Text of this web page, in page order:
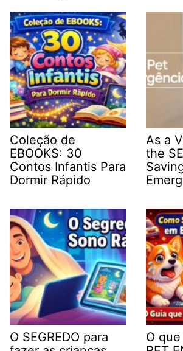
Coleção de
EBOOKS: 30
Contos Infantis Para
Dormir Rápido
As a
the
O SEGREDO para
O